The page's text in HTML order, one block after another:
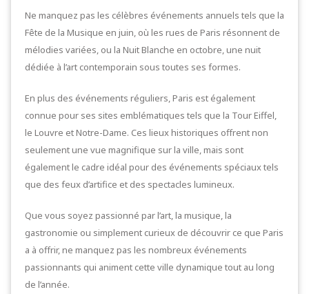
Ne manquez pas les célèbres événements annuels tels que la
Fête de la Musique en juin, où les rues de Paris résonnent de
mélodies variées, ou la Nuit Blanche en octobre, une nuit
dédiée à l’art contemporain sous toutes ses formes.
En plus des événements réguliers, Paris est également
connue pour ses sites emblématiques tels que la Tour Eiffel,
le Louvre et Notre-Dame. Ces lieux historiques offrent non
seulement une vue magnifique sur la ville, mais sont
également le cadre idéal pour des événements spéciaux tels
que des feux d’artifice et des spectacles lumineux.
Que vous soyez passionné par l’art, la musique, la
gastronomie ou simplement curieux de découvrir ce que Paris
a à offrir, ne manquez pas les nombreux événements
passionnants qui animent cette ville dynamique tout au long
de l’année.